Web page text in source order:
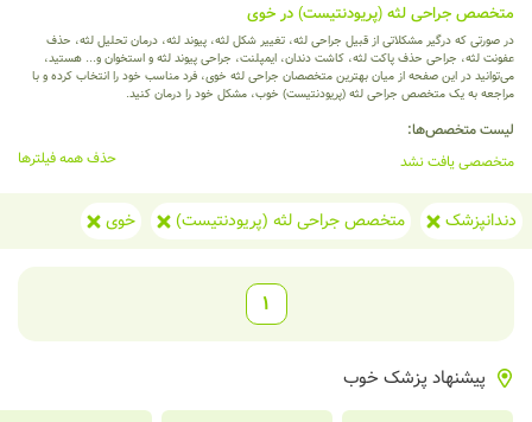
متخصص جراحی لثه (پریودنتیست) در خوی
در صورتی که درگیر مشکلاتی از قبیل جراحی لثه، تغییر شکل لثه، پیوند لثه، درمان تحلیل لثه، حذف
عفونت لثه، جراحی حذف پاکت لثه، کاشت دندان، ایمپلنت، جراحی پیوند لثه و استخوان و... هستید،
می‌توانید در این صفحه از میان بهترین متخصصان جراحی لثه خوی، فرد مناسب خود را انتخاب کرده و با
مراجعه به یک متخصص جراحی لثه (پریودنتیست) خوب، مشکل خود را درمان کنید.
لیست متخصص‌ها:
متخصصی یافت نشد
حذف همه فیلترها
دندانپزشک متخصص جراحی لثه (پریودنتیست) خوی
1
پیشنهاد پزشک خوب